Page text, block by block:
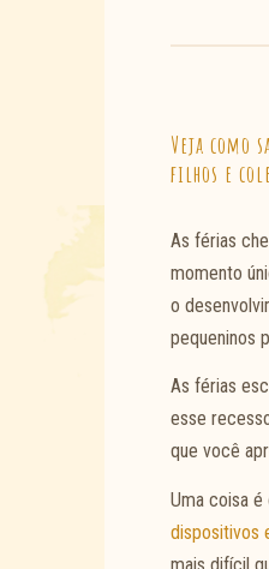
Veja como
filhos e
As férias
momento
o
pequeninos
As férias
esse
que você
Uma coisa
dispositivos